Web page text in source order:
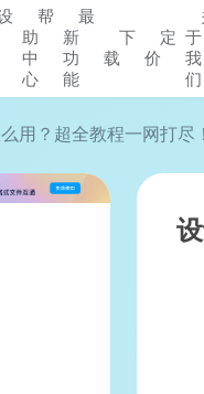
帮
助
中
心
最
新
功
能
下
载
定
价
于
我
们
用？超全教程一网打尽